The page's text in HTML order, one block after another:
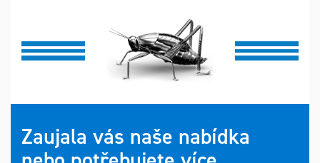
Zaujala vás naše nabídka